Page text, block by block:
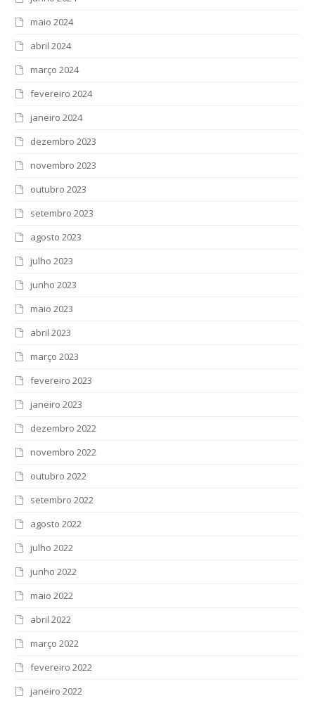
maio 2024
abril 2024
março 2024
fevereiro 2024
janeiro 2024
dezembro 2023
novembro 2023
outubro 2023
setembro 2023
agosto 2023
julho 2023
junho 2023
maio 2023
abril 2023
março 2023
fevereiro 2023
janeiro 2023
dezembro 2022
novembro 2022
outubro 2022
setembro 2022
agosto 2022
julho 2022
junho 2022
maio 2022
abril 2022
março 2022
fevereiro 2022
janeiro 2022